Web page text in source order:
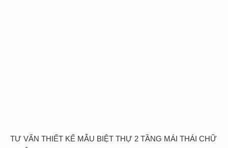
TƯ VẤN THIẾT KẾ MẪU BIỆT THỰ 2 TẦNG MÁI THÁI CHỮ